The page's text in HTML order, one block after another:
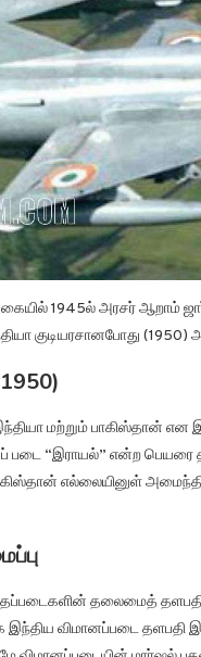
1945ல் அரசர் ஆறாம்
குடியரசானபோது (1950)
மற்றும் பாகிஸ்தான் என
படை “இராயல்” என்ற
எல்லையினுள்
தலைமைத்
விமானப்படை தளபதி